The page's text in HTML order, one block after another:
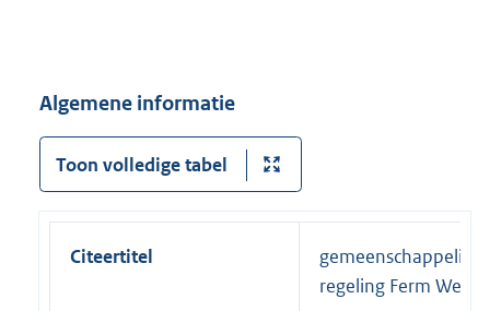
Algemene informatie
Toon volledige tabel
Citeertitel
gemeenschappelijke
regeling Ferm Werk